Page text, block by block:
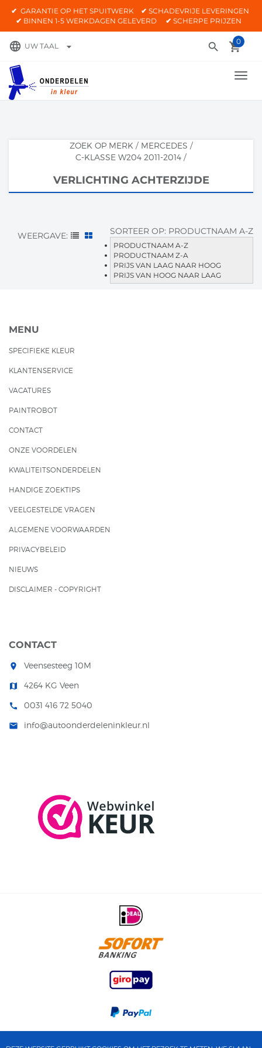
✔ GARANTIE OP HET SPUITWERK ✔ SCHADEVRIJE LEVERINGEN
✔ BINNEN 1-5 WERKDAGEN GELEVERD ✔ SCHERPE PRIJZEN
language UW TAAL arrow_drop_down local_grocery_store
0
search
ZOEK OP MERK / MERCEDES /
C-KLASSE W204 2011-2014 /
VERLICHTING ACHTERZIJDE
SORTEER OP: PRODUCTNAAM A-Z
PRODUCTNAAM A-Z
PRODUCTNAAM Z-A
PRIJS VAN LAAG NAAR HOOG
PRIJS VAN HOOG NAAR LAAG
WEERGAVE:
MENU
SPECIFIEKE KLEUR
KLANTENSERVICE
VACATURES
PAINTROBOT
CONTACT
ONZE VOORDELEN
KWALITEITSONDERDELEN
HANDIGE ZOEKTIPS
VEELGESTELDE VRAGEN
ALGEMENE VOORWAARDEN
PRIVACYBELEID
NIEUWS
DISCLAIMER - COPYRIGHT
CONTACT
room Veensesteeg 10M
map 4264 KG Veen
call 0031 416 72 5040
mail info@autoonderdeleninkleur.nl